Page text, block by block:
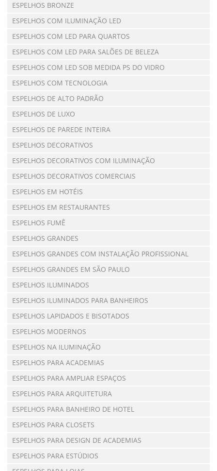
ESPELHOS BRONZE
ESPELHOS COM ILUMINAÇÃO LED
ESPELHOS COM LED PARA QUARTOS
ESPELHOS COM LED PARA SALÕES DE BELEZA
ESPELHOS COM LED SOB MEDIDA PS DO VIDRO
ESPELHOS COM TECNOLOGIA
ESPELHOS DE ALTO PADRÃO
ESPELHOS DE LUXO
ESPELHOS DE PAREDE INTEIRA
ESPELHOS DECORATIVOS
ESPELHOS DECORATIVOS COM ILUMINAÇÃO
ESPELHOS DECORATIVOS COMERCIAIS
ESPELHOS EM HOTÉIS
ESPELHOS EM RESTAURANTES
ESPELHOS FUMÊ
ESPELHOS GRANDES
ESPELHOS GRANDES COM INSTALAÇÃO PROFISSIONAL
ESPELHOS GRANDES EM SÃO PAULO
ESPELHOS ILUMINADOS
ESPELHOS ILUMINADOS PARA BANHEIROS
ESPELHOS LAPIDADOS E BISOTADOS
ESPELHOS MODERNOS
ESPELHOS NA ILUMINAÇÃO
ESPELHOS PARA ACADEMIAS
ESPELHOS PARA AMPLIAR ESPAÇOS
ESPELHOS PARA ARQUITETURA
ESPELHOS PARA BANHEIRO DE HOTEL
ESPELHOS PARA CLOSETS
ESPELHOS PARA DESIGN DE ACADEMIAS
ESPELHOS PARA ESTÚDIOS